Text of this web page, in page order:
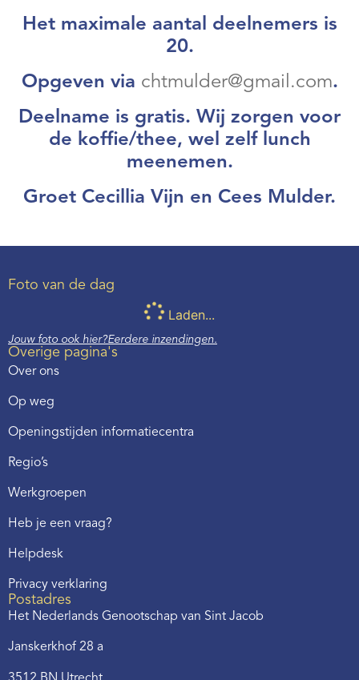
Het maximale aantal deelnemers is
20.
Opgeven via chtmulder@gmail.com.
Deelname is gratis. Wij zorgen voor
de koffie/thee, wel zelf lunch
meenemen.
Groet Cecillia Vijn en Cees Mulder.
Foto van de dag
Laden...
Jouw foto ook hier?Eerdere inzendingen.
Overige pagina's
Over ons
Op weg
Openingstijden informatiecentra
Regio’s
Werkgroepen
Heb je een vraag?
Helpdesk
Privacy verklaring
Postadres
Het Nederlands Genootschap van Sint Jacob
Janskerkhof 28 a